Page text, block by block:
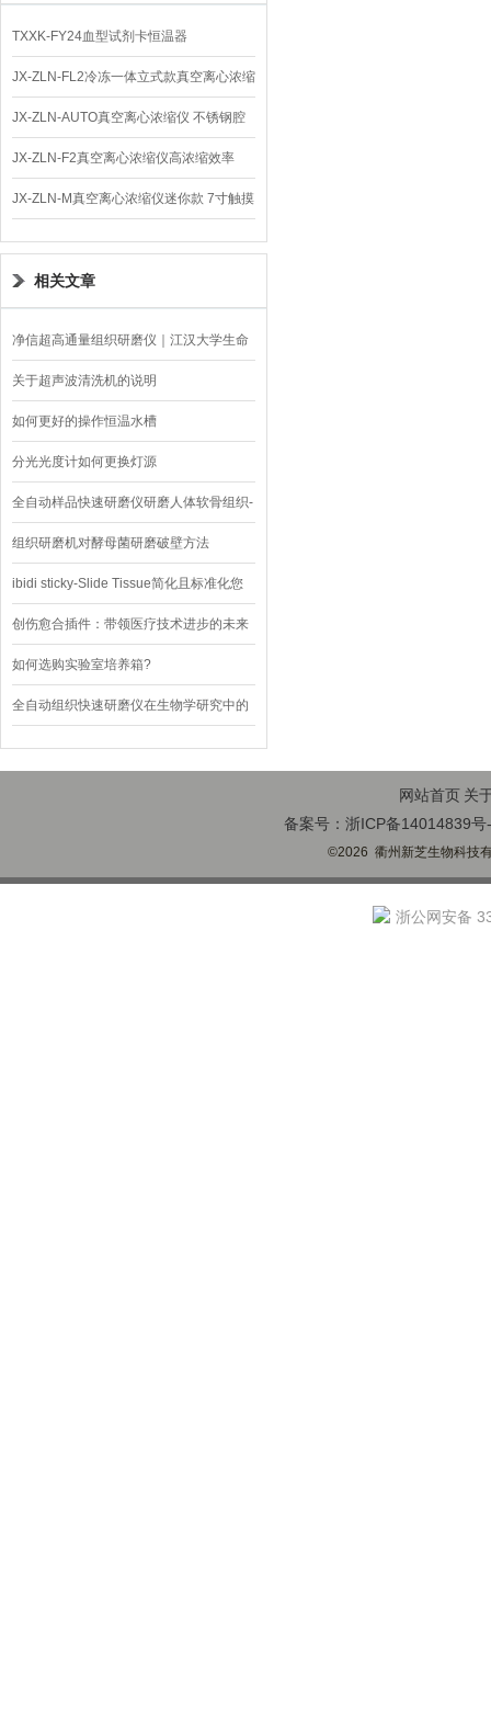
TXXK-FY24血型试剂卡恒温器
JX-ZLN-FL2冷冻一体立式款真空离心浓缩
仪 低温功能
JX-ZLN-AUTO真空离心浓缩仪 不锈钢腔
体
JX-ZLN-F2真空离心浓缩仪高浓缩效率
JX-ZLN-M真空离心浓缩仪迷你款 7寸触摸
屏
相关文章
净信超高通量组织研磨仪｜江汉大学生命
科学院的应用
关于超声波清洗机的说明
如何更好的操作恒温水槽
分光光度计如何更换灯源
全自动样品快速研磨仪研磨人体软骨组织-
--上海净信
组织研磨机对酵母菌研磨破壁方法
ibidi sticky-Slide Tissue简化且标准化您
的组织染色方案！
创伤愈合插件：带领医疗技术进步的未来
如何选购实验室培养箱?
全自动组织快速研磨仪在生物学研究中的
应用
网站首页 关
备案号：浙ICP备14014839号
©2026 衢州新芝生物科技
浙公网安备